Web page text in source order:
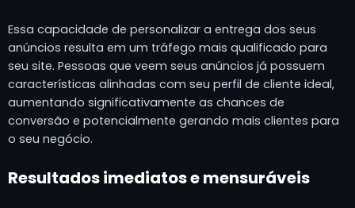
Essa capacidade de personalizar a entrega dos seus
anúncios resulta em um tráfego mais qualificado para
seu site. Pessoas que veem seus anúncios já possuem
características alinhadas com seu perfil de cliente ideal,
aumentando significativamente as chances de
conversão e potencialmente gerando mais clientes para
o seu negócio.
Resultados imediatos e mensuráveis